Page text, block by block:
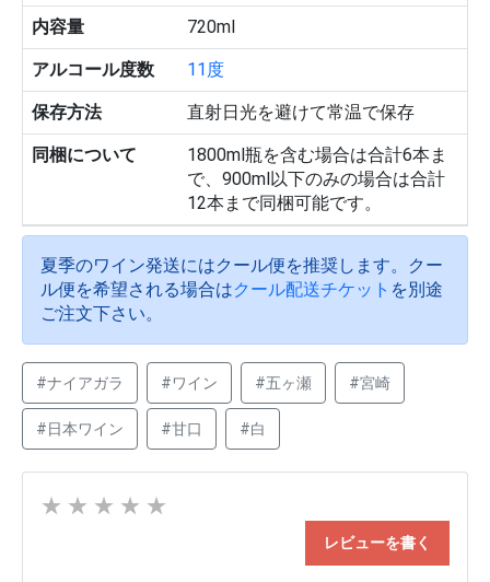
内容量 720ml
アルコール度数 11度
保存方法 直射日光を避けて常温で保存
同梱について
1800ml瓶を含む場合は合計6本ま
で、900ml以下のみの場合は合計
12本まで同梱可能です。
夏季のワイン発送にはクール便を推奨します。クー
ル便を希望される場合はクール配送チケット を別途
ご注文下さい。
#ナイアガラ #ワイン #五ヶ瀬 #宮崎
#日本ワイン #甘口 #白
★ ★ ★ ★ ★
レビューを書く